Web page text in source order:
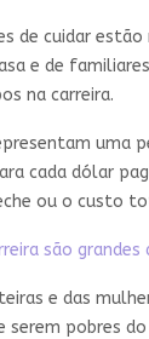
de cuidar
e de
na carreira.
uma
cada dólar
ou o custo
são
e das
serem pobres